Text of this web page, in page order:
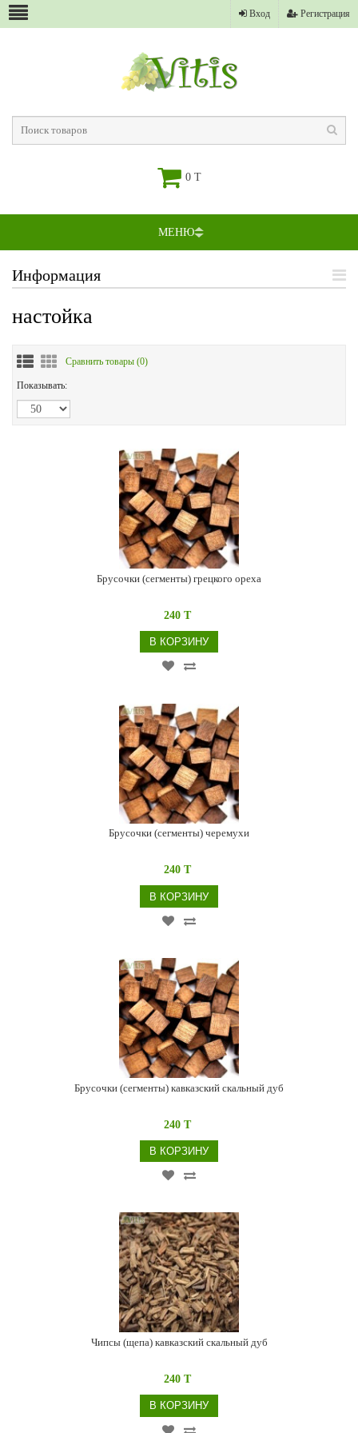
Вход Регистрация
0 T
МЕНЮ
Информация
настойка
Сравнить товары (0)
Показывать:
Брусочки (сегменты) грецкого ореха
240 T
В КОРЗИНУ
Брусочки (сегменты) черемухи
240 T
В КОРЗИНУ
Брусочки (сегменты) кавказский скальный дуб
240 T
В КОРЗИНУ
Чипсы (щепа) кавказский скальный дуб
240 T
В КОРЗИНУ